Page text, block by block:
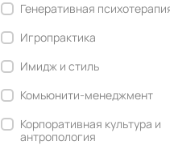
Генеративная
Игропрактика
Имидж и стиль
Комьюнити-менеджмент
Корпоративная культура и
антропология